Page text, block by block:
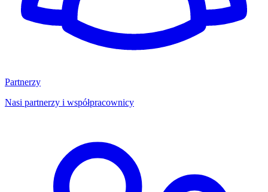
Partnerzy
Nasi partnerzy i współpracownicy